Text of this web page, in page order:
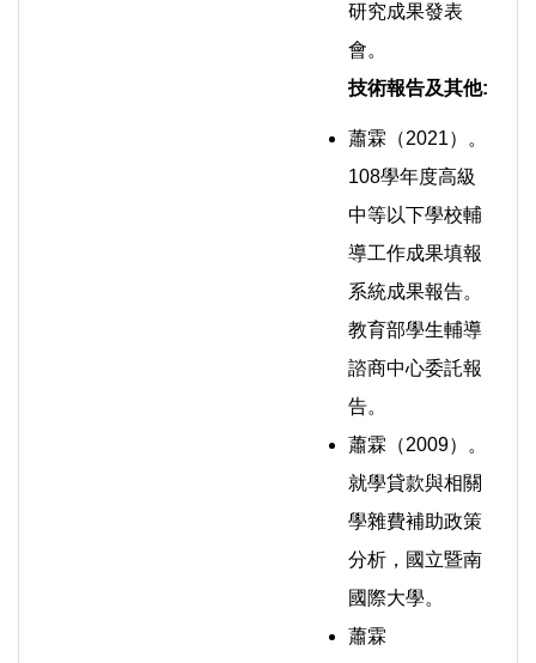
研究成果發表
會。
技術報告及其他:
蕭霖（2021）。
108學年度高級
中等以下學校輔
導工作成果填報
系統成果報告。
教育部學生輔導
諮商中心委託報
告。
蕭霖（2009）。
就學貸款與相關
學雜費補助政策
分析，國立暨南
國際大學。
蕭霖